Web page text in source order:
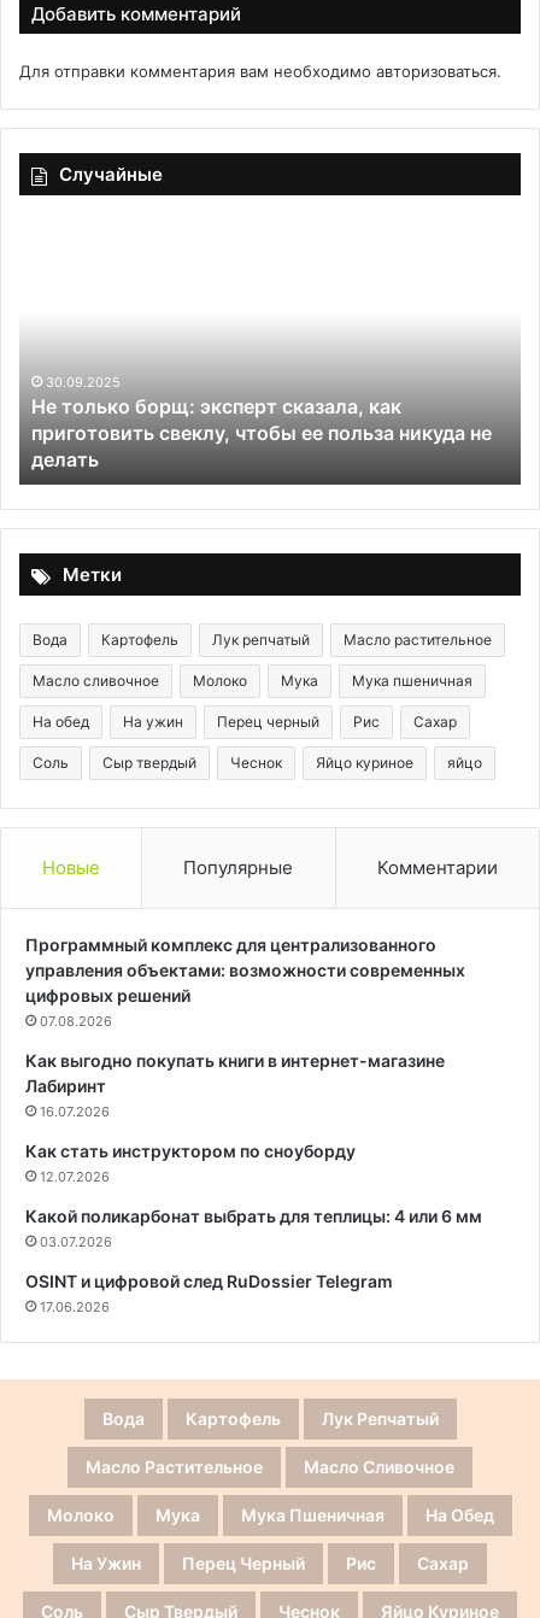
Добавить комментарий
Для отправки комментария вам необходимо авторизоваться.
Случайные
приготовить
свеклу,
чтобы
ее
польза
никуда
не
делать
30.09.2025
Не только борщ: эксперт сказала, как
приготовить свеклу, чтобы ее польза никуда не
делать
Метки
Вода Картофель Лук репчатый Масло растительное
Масло сливочное Молоко Мука Мука пшеничная
На обед На ужин Перец черный Рис Сахар
Соль Сыр твердый Чеснок Яйцо куриное яйцо
Новые Популярные Комментарии
Программный комплекс для централизованного
управления объектами: возможности современных
цифровых решений
07.08.2026
Как выгодно покупать книги в интернет-магазине
Лабиринт
16.07.2026
Как стать инструктором по сноуборду
12.07.2026
Какой поликарбонат выбрать для теплицы: 4 или 6 мм
03.07.2026
OSINT и цифровой след RuDossier Telegram
17.06.2026
Вода Картофель Лук Репчатый
Масло Растительное Масло Сливочное
Молоко Мука Мука Пшеничная На Обед
На Ужин Перец Черный Рис Сахар
Соль Сыр Твердый Чеснок Яйцо Куриное